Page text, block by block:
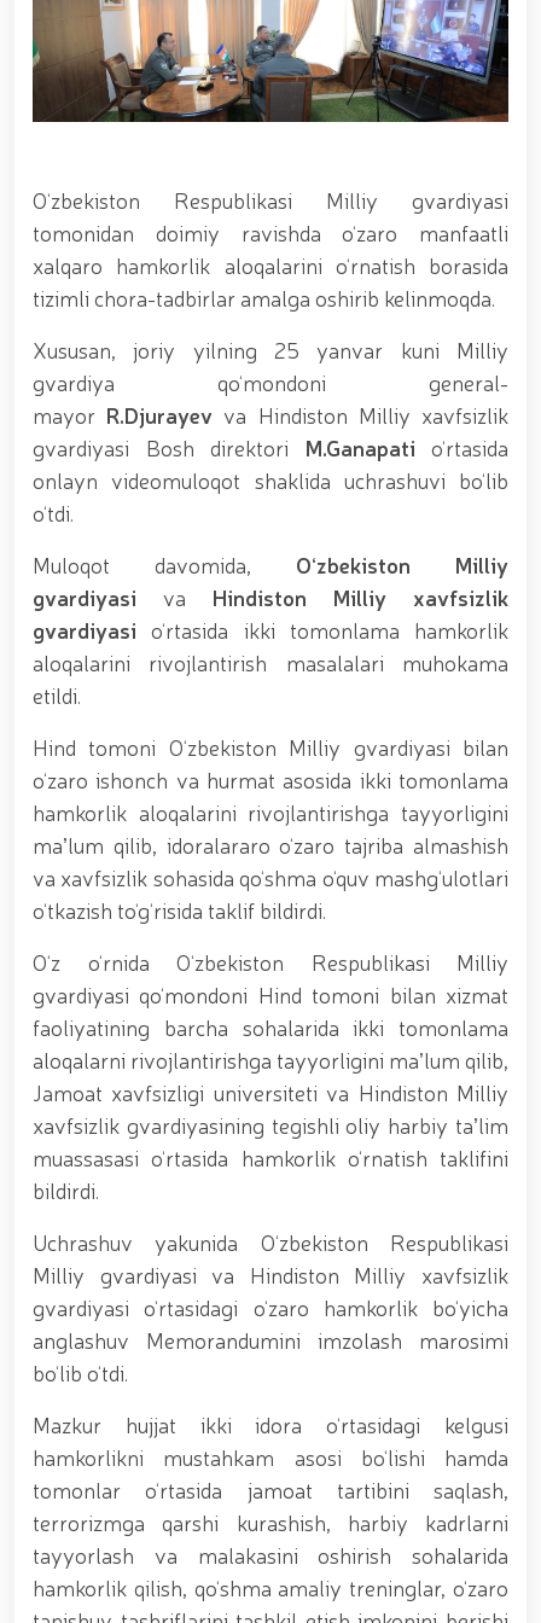
xizmat itlari ko‘rgazmasi tashkil etildi. // “Dog
biatloni” bellashuvining 6-respublika idoralararo
musobaqasi g'oliblari aniqlandi. // O‘zbekistonning
harbiy salohiyatini mustahkamlash: islohotlar va
ustuvor vazifalar.// Milliy gvardiya qo‘mondoni
tomonidan poytaxtimizda istiqomat qiluvchi Ikkinchi
jahon urushi qatnashchilari va faxriylari holidan xabar
olindi. // “Uyg‘oq xotira” nomli teatrlashtirilgan
musiqiy konsert dasturi namoyish qilindi.// “Uch
avlod uchrashuvi” hamda “Bizning qahramonlar”
etildi.// “Men G‘olib Run” yugurish musobaqasida
gvardiyachilar faxrli o'rinlarni egallashdi.//
Hamkorlikdagi profilaktik tadbirlar davom
ettirilmoqda. Xavfsiz muhitni ta’minlashga
qaratilgan chora-tadbirlar Milliy gvardiya
qo‘mondoni general-polkovnik B. Tashmatov
rahbarligida Yunusobod tumanida amalga oshirildi //
Buyuk davlat arbobi Sohibqiron Amir Temur
O‘zbekiston Milliy kino san'ati saroyida Milliy
gvardiya tizimidagi yoshlar bilan uchrashuv bo‘lib
o‘tdi. // Bayram kunlarida xavfsizlik toʻliq taʼminlandi
// Navroʻz shukuhi: otliq paradlar tashkil etildi //
“Navroʻzni ulugʻlash – insonni ulugʻlashdir!” shiori
ostida bayram sayli // Askarlar kasb-hunar
sertifikatlariga ega boʻldi // Qahramonlar xotirasi
yod etildi // Strandja turnirida Milliy gvardiya harbiy
xizmatchisi Navbahor Hamidova oltin medalni qoʻlga
kiritdi. // Iroda Ismoilova «Sodiq xizmatlari uchun»
medali bilan taqdirlandi. // O‘zbekiston Qurolli
Kuchlarida kibersport, dron va robot texnologiyalari
yo‘nalishlari rivojlantiriladi // Andijon viloyatida
Respublika ishchi guruhining yoshlar bilan uchrashuvi
tadbirlari doirasida muddatdi harbiy xizmatchilarga
sertifikatlar topshirildi. // Milliy gvardiya
qo‘mondoni, general-polkovnik B.Tashmatov
poytaxtimizdagi manzilli ishlari davomida yoshlar
bilan uchrashib, ular bilan ochiq muloqot o‘tkazdi. //
Farg‘ona viloyatida jinoyat sodir etishga moyil
shaxslar yashash manzillarida tezkor tadbirlar
o‘tkazildi. // “8-mart – Xalqaro xotin qizlar kuni”
munosabati bilan Milliy gvardiya tizimida faoliyat
yuritib kyelayotgan ayollar uchun tantanali bayram
tadbiri tashkil etildi // Moliyaviy shaffoflik va
korrupsiyadan xoli muhitni ta’minlash bo‘yicha o‘quv
yig‘ini o‘tkazildi // Ajdodlar merosi – milliy gʻurur va
B.Tashmatov Toshkent “Temurbeklar maktabi”
harbiy akademik litseyi faoliyati bilan yaqindan
tanishdi. //Milliy gvardiya qo‘mondoni, general-
polkovnik B.Tashmatov Sirdaryo va Jizzax viloyatida
o'rganish ishlarini olib bordi // “Harbiy taʼlim tizimida
ilm-fan va pedagogik texnologiyalarni rivojlantirish
istiqbollari” mavzusida respublika harbiy ilmiy-
amaliy konferensiyasi tashkil etildi. //Milliy gvardiya
qo‘mondoni general-polkovnik B.Tashmatov ilk
manzilli ishlarini Yunusobod tumanida amalga
oshirdi. // Samarqand va Buxoro viloyatalarida
xavfsiz muhitni yaratish va jamoat xavfsizligini
ishonchli taʼminlash boʻyicha manzilli ishlar amalga
oshirildi. // Yoshlar siyosatiga oid ustuvor vazifalar
doimiy e’tiborda. // Milliy gvardiya qoʻmondoni
general-polkovnik B.Tashmatov Oʻzbekiston huquqni
O‘zbekiston Respublikasi Milliy gvardiyasi
tomonidan doimiy ravishda o‘zaro manfaatli
xalqaro hamkorlik aloqalarini o‘rnatish borasida
tizimli chora-tadbirlar amalga oshirib kelinmoqda.
Xususan, joriy yilning 25 yanvar kuni Milliy
gvardiya qo‘mondoni general-
mayor R.Djurayevva Hindiston Milliy xavfsizlik
gvardiyasi Bosh direktori M.Ganapati o‘rtasida
onlayn videomuloqot shaklida uchrashuvi bo‘lib
o‘tdi.
Muloqot davomida, O‘zbekiston Milliy
gvardiyasi va Hindiston Milliy xavfsizlik
gvardiyasi o‘rtasida ikki tomonlama hamkorlik
aloqalarini rivojlantirish masalalari muhokama
etildi.
Hind tomoni O‘zbekiston Milliy gvardiyasi bilan
o‘zaro ishonch va hurmat asosida ikki tomonlama
hamkorlik aloqalarini rivojlantirishga tayyorligini
maʼlum qilib, idoralararo o‘zaro tajriba almashish
va xavfsizlik sohasida qo‘shma o‘quv mashg‘ulotlari
o‘tkazish to‘g‘risida taklif bildirdi.
O‘z o‘rnida O‘zbekiston Respublikasi Milliy
gvardiyasi qo‘mondoni Hind tomoni bilan xizmat
faoliyatining barcha sohalarida ikki tomonlama
aloqalarni rivojlantirishga tayyorligini maʼlum qilib,
Jamoat xavfsizligi universiteti va Hindiston Milliy
xavfsizlik gvardiyasining tegishli oliy harbiy taʼlim
muassasasi o‘rtasida hamkorlik o‘rnatish taklifini
bildirdi.
Uchrashuv yakunida O‘zbekiston Respublikasi
Milliy gvardiyasi va Hindiston Milliy xavfsizlik
gvardiyasi o‘rtasidagi o‘zaro hamkorlik bo‘yicha
anglashuv Memorandumini imzolash marosimi
bo‘lib o‘tdi.
Mazkur hujjat ikki idora o‘rtasidagi kelgusi
hamkorlikni mustahkam asosi bo‘lishi hamda
tomonlar o‘rtasida jamoat tartibini saqlash,
terrorizmga qarshi kurashish, harbiy kadrlarni
tayyorlash va malakasini oshirish sohalarida
hamkorlik qilish, qo‘shma amaliy treninglar, o‘zaro